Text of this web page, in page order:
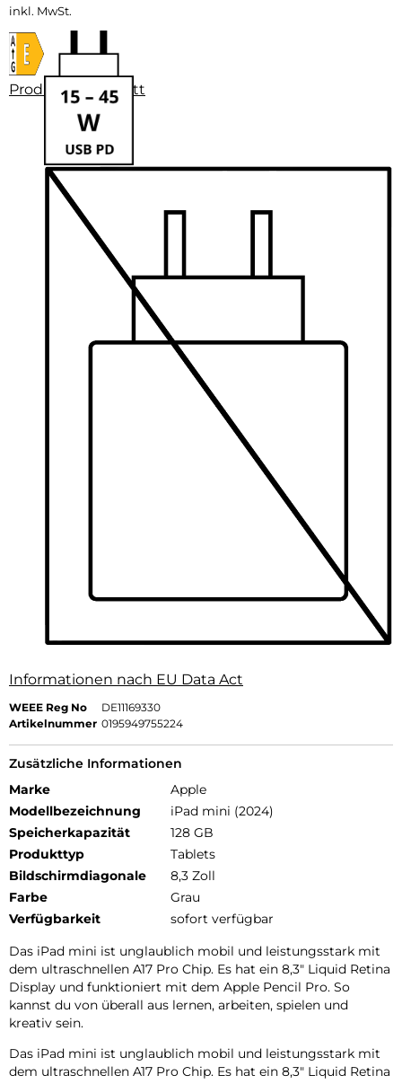
inkl. MwSt.
Produktdatenblatt
Informationen nach EU Data Act
WEEE Reg No
DE11169330
Artikelnummer 0195949755224
Zusätzliche Informationen
Marke
Apple
Modellbezeichnung
iPad mini (2024)
Speicherkapazität
128 GB
Produkttyp
Tablets
Bildschirmdiagonale
8,3 Zoll
Farbe
Grau
Verfügbarkeit
sofort verfügbar
Das iPad mini ist unglaublich mobil und leistungsstark mit
dem ultraschnellen A17 Pro Chip. Es hat ein 8,3″ Liquid Retina
Display und funktioniert mit dem Apple Pencil Pro. So
kannst du von überall aus lernen, arbeiten, spielen und
kreativ sein.
Das iPad mini ist unglaublich mobil und leistungsstark mit
dem ultraschnellen A17 Pro Chip. Es hat ein 8,3″ Liquid Retina